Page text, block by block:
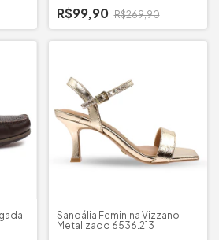
R$99,90 R$269,90
Sandália Feminina Vizzano
Metalizado 6536.213